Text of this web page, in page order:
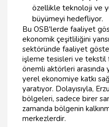
özellikle teknoloji ve
büyümeyi hedefliyor.
Bu OSB'lerde faaliyet
ekonomik çeşitliliğini
sektöründe faaliyet
işleme tesisleri ve tekstil
önemli aktörleri arasında
yerel ekonomiye katkı
yaratıyor. Dolayısıyla,
bölgeleri, sadece birer
zamanda bölgenin
merkezlerdir.